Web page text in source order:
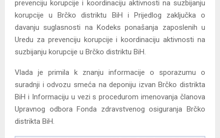
prevenciju korupcije i koordinaciju aktivnosti na suzbijanju
korupcije u Brčko distriktu BiH i Prijedlog zaključka o
davanju suglasnosti na Kodeks ponašanja zaposlenih u
Uredu za prevenciju korupcije i koordinaciju aktivnosti na
suzbijanju korupcije u Brčko distriktu BiH.
Vlada je primila k znanju informacije o sporazumu o
suradnji i odvozu smeća na deponiju izvan Brčko distrikta
BiH i Informaciju u vezi s procedurom imenovanja članova
Upravnog odbora Fonda zdravstvenog osiguranja Brčko
distrikta BiH.